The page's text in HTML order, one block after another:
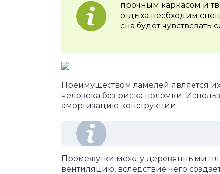
прочным каркасом и
отдыха необходим
сна будет чувствовать
Преимуществом ламелей является
человека без риска поломки.
амортизацию конструкции.
Промежутки между деревянными
вентиляцию, вследствие чего